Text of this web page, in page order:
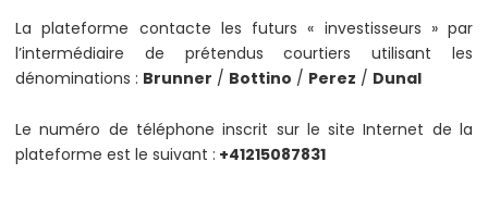
La plateforme contacte les futurs « investisseurs » par
l’intermédiaire de prétendus courtiers utilisant les
dénominations : Brunner / Bottino / Perez / Dunal
Le numéro de téléphone inscrit sur le site Internet de la
plateforme est le suivant : +41215087831